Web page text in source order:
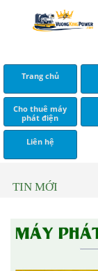
Trang chủ
Cho thuê máy
phát điện
Liên hệ
TIN MỚI